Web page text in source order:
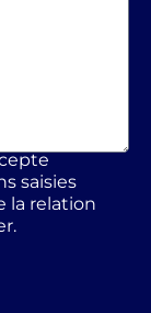
saisies
la relation